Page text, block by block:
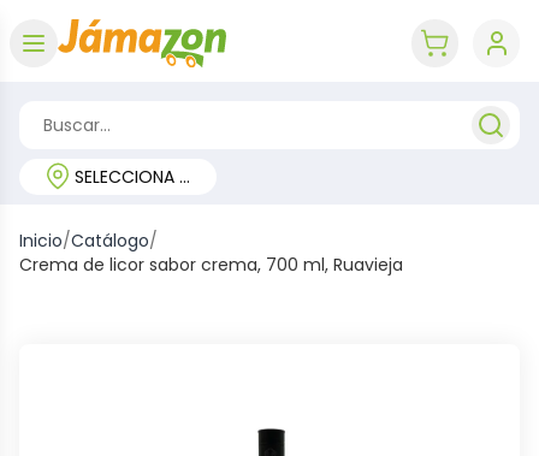
SELECCIONA TU REGIÓN
Inicio/Catálogo/
Crema de licor sabor crema, 700 ml, Ruavieja